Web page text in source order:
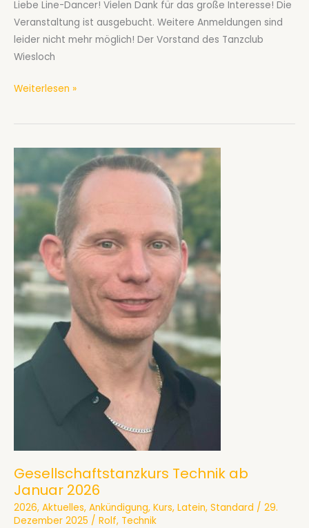
Liebe Line-Dancer! Vielen Dank für das große Interesse! Die
Veranstaltung ist ausgebucht. Weitere Anmeldungen sind
leider nicht mehr möglich! Der Vorstand des Tanzclub
Wiesloch
Einladung
Line
21.3.2026
Weiterlesen »
Gesellschaftstanzkurs Technik ab
Januar 2026
2026, Aktuelles, Ankündigung, Kurs, Latein, Standard / 29.
Dezember 2025 / Rolf, Technik